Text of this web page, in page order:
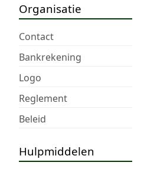
Organisatie
Contact
Bankrekening
Logo
Reglement
Beleid
Hulpmiddelen